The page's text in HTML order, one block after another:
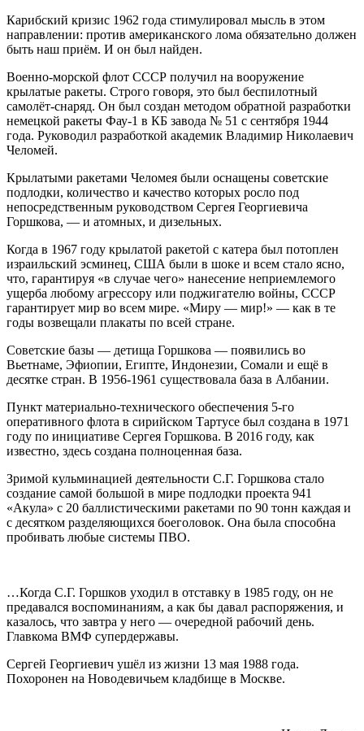
Карибский кризис 1962 года стимулировал мысль в этом
направлении: против американского лома обязательно должен
быть наш приём. И он был найден.
Военно-морской флот СССР получил на вооружение
крылатые ракеты. Строго говоря, это был беспилотный
самолёт-снаряд. Он был создан методом обратной разработки
немецкой ракеты Фау-1 в КБ завода № 51 с сентября 1944
года. Руководил разработкой академик Владимир Николаевич
Челомей.
Крылатыми ракетами Челомея были оснащены советские
подлодки, количество и качество которых росло под
непосредственным руководством Сергея Георгиевича
Горшкова, — и атомных, и дизельных.
Когда в 1967 году крылатой ракетой с катера был потоплен
израильский эсминец, США были в шоке и всем стало ясно,
что, гарантируя «в случае чего» нанесение неприемлемого
ущерба любому агрессору или поджигателю войны, СССР
гарантирует мир во всем мире. «Миру — мир!» — как в те
годы возвещали плакаты по всей стране.
Советские базы — детища Горшкова — появились во
Вьетнаме, Эфиопии, Египте, Индонезии, Сомали и ещё в
десятке стран. В 1956-1961 существовала база в Албании.
Пункт материально-технического обеспечения 5-го
оперативного флота в сирийском Тартусе был создана в 1971
году по инициативе Сергея Горшкова. В 2016 году, как
известно, здесь создана полноценная база.
Зримой кульминацией деятельности С.Г. Горшкова стало
создание самой большой в мире подлодки проекта 941
«Акула» с 20 баллистическими ракетами по 90 тонн каждая и
с десятком разделяющихся боеголовок. Она была способна
пробивать любые системы ПВО.
…Когда С.Г. Горшков уходил в отставку в 1985 году, он не
предавался воспоминаниям, а как бы давал распоряжения, и
казалось, что завтра у него — очередной рабочий день.
Главкома ВМФ супердержавы.
Сергей Георгиевич ушёл из жизни 13 мая 1988 года.
Похоронен на Новодевичьем кладбище в Москве.